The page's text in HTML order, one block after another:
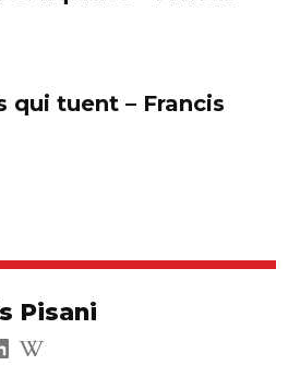
qui tuent – Francis
Pisani